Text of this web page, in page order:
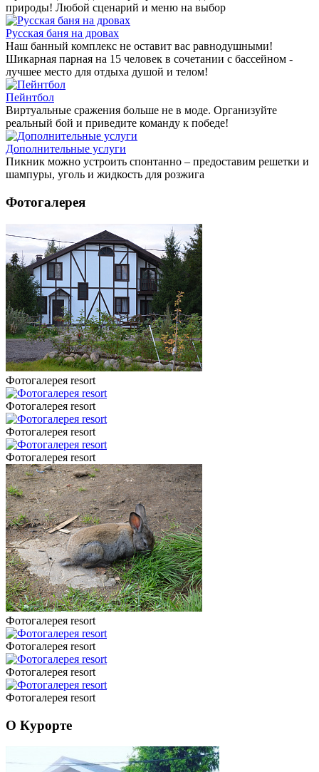
природы! Любой сценарий и меню на выбор
Русская баня на дровах
Наш банный комплекс не оставит вас равнодушными!
Шикарная парная на 15 человек в сочетании с бассейном -
лучшее место для отдыха душой и телом!
Пейнтбол
Виртуальные сражения больше не в моде. Организуйте
реальный бой и приведите команду к победе!
Дополнительные услуги
Пикник можно устроить спонтанно – предоставим решетки и
шампуры, уголь и жидкость для розжига
Фотогалерея
Фотогалерея resort
Фотогалерея resort
Фотогалерея resort
Фотогалерея resort
Фотогалерея resort
Фотогалерея resort
Фотогалерея resort
Фотогалерея resort
О Курорте